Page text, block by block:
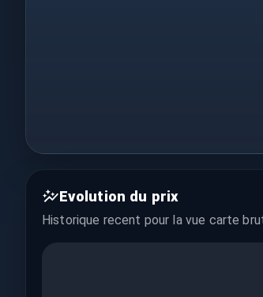
Evolution du prix
Historique recent pour la vue carte